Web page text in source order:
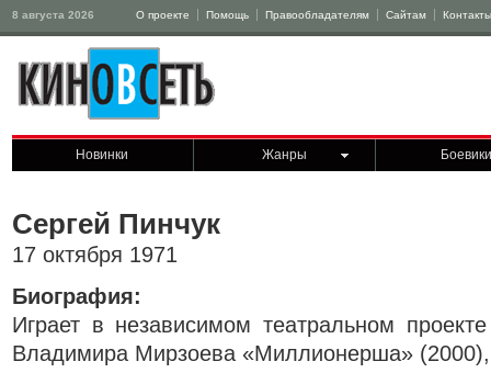
8 августа 2026 О проекте Помощь Правообладателям Сайтам Контакты
Новинки Жанры Боевики
Сергей Пинчук
17 октября 1971
Биография:
Играет в независимом театральном проекте
Владимира Мирзоева «Миллионерша»